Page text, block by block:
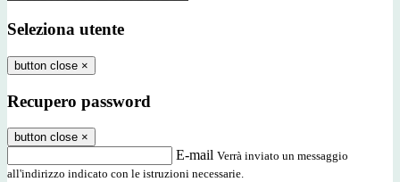
Seleziona utente
button close ×
Recupero password
button close ×
E-mail Verrà inviato un messaggio
all'indirizzo indicato con le istruzioni necessarie.